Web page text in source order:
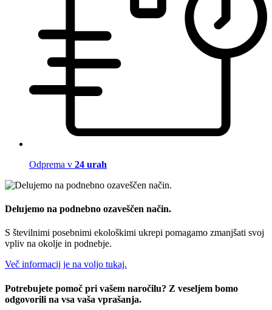
Odprema v 24 urah
Delujemo na podnebno ozaveščen način.
S številnimi posebnimi ekološkimi ukrepi pomagamo zmanjšati svoj
vpliv na okolje in podnebje.
Več informacij je na voljo tukaj.
Potrebujete pomoč pri vašem naročilu? Z veseljem bomo
odgovorili na vsa vaša vprašanja.